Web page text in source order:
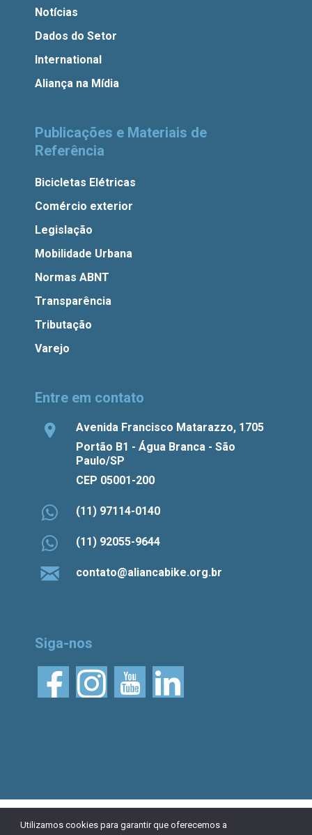
Notícias
Dados do Setor
International
Aliança na Mídia
Publicações e Materiais de
Referência
Bicicletas Elétricas
Comércio exterior
Legislação
Mobilidade Urbana
Normas ABNT
Transparência
Tributação
Varejo
Entre em contato
Avenida Francisco Matarazzo, 1705
Portão B1 - Água Branca - São
Paulo/SP
CEP 05001-200
(11) 97114-0140
(11) 92055-9644
contato@aliancabike.org.br
Siga-nos
© 2026 Aliança Bike.
Esta obra está licenciada
Utilizamos cookies para garantir que oferecemos a